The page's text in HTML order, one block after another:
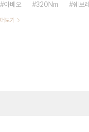
아베오
320Nm 쉐보
더보기